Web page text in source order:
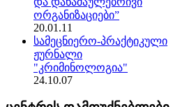
ორგანიზაციები”
20.01.11
სამეცნიერო-პრაქტიკული
ჟურნალი
"კრიმინოლოგია"
24.10.07